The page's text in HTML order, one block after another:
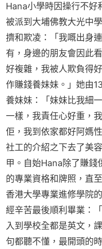
Hana小學時因操行不好
被派到大埔佛教大光中
擠和欺凌：「我嘅出身
有，身邊的朋友會因此
好複雜，我被人欺負得
作賺錢養妹妹。」她由
養妹妹：「妹妹比我細
一樣，我責任心好重，
佢，我到依家都好阿媽
社工的介紹之下去了美
甲。自始Hana除了賺錢
的專業資格和牌照，直
香港大學專業進修學院
經辛苦最後順利畢業：
入到學校全都是英文，
句都聽不懂，最開頭的